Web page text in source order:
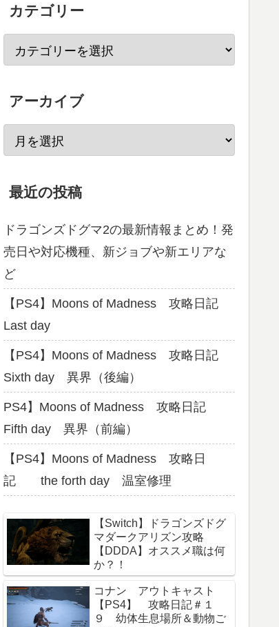
カテゴリー
アーカイブ
最近の投稿
ドラゴンズドグマ2の最新情報まとめ！発
売日や対応機種、新ジョブや新エリアな
ど
【PS4】Moons of Madness 攻略日記
Last day
【PS4】Moons of Madness 攻略日記
Sixth day 異界（後編）
PS4】Moons of Madness 攻略日記
Fifth day 異界（前編）
【PS4】Moons of Madness 攻略日
記 the forth day 温室修理
【Switch】ドラゴンズドグ
マダークアリズン攻略
【DDDA】オススメ職は何
か？！
コナン アウトキャスト
【PS4】 攻略日記＃１
９ 幼体生息場所＆動物ご